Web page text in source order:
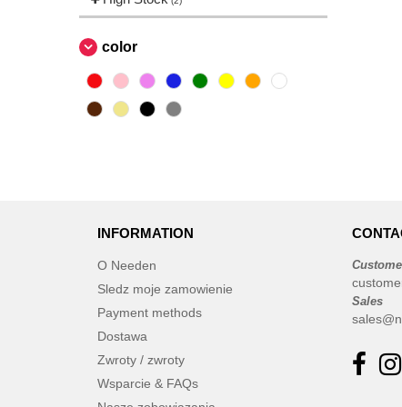
color
INFORMATION
O Needen
Sledz moje zamowienie
Payment methods
Dostawa
Zwroty / zwroty
Wsparcie & FAQs
Sales